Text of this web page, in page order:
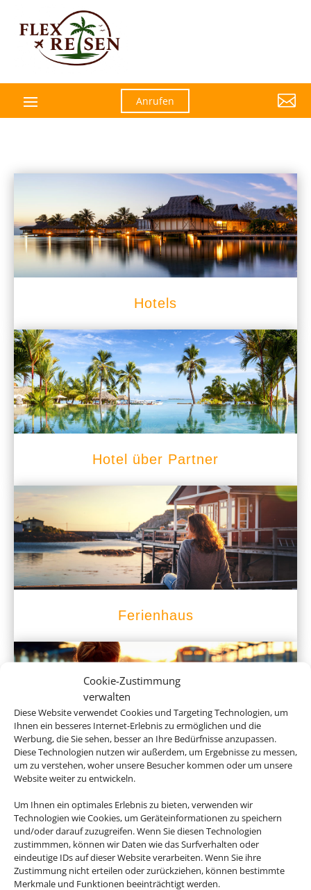
Cookie-Zustimmung
verwalten
Diese Website verwendet Cookies und Targeting Technologien, um
Ihnen ein besseres Internet-Erlebnis zu ermöglichen und die
Werbung, die Sie sehen, besser an Ihre Bedürfnisse anzupassen.
Diese Technologien nutzen wir außerdem, um Ergebnisse zu messen,
um zu verstehen, woher unsere Besucher kommen oder um unsere
Website weiter zu entwickeln.
Um Ihnen ein optimales Erlebnis zu bieten, verwenden wir
Technologien wie Cookies, um Geräteinformationen zu speichern
und/oder darauf zuzugreifen. Wenn Sie diesen Technologien
zustimmmen, können wir Daten wie das Surfverhalten oder
eindeutige IDs auf dieser Website verarbeiten. Wenn Sie ihre
Zustimmung nicht erteilen oder zurückziehen, können bestimmte
Merkmale und Funktionen beeinträchtigt werden.
Anrufen 
Hotels
Hotel über Partner
Ferienhaus
Hotel und Bahn
Empfehlungen für Ihre Reise
Sinnvolle Extras, die oft dazu gebucht werden.